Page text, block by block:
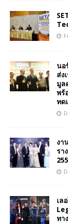
นอ
ส่ง
มูล
พร้
ทด
งา
รา
เล
ทา